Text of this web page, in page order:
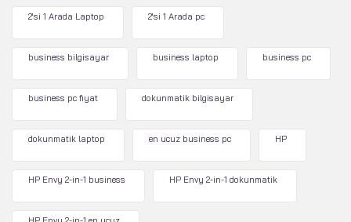
2'si 1 Arada Laptop 2'si 1 Arada pc
business bilgisayar business laptop business pc
business pc fiyat dokunmatik bilgisayar
dokunmatik laptop en ucuz business pc HP
HP Envy 2-in-1 business HP Envy 2-in-1 dokunmatik